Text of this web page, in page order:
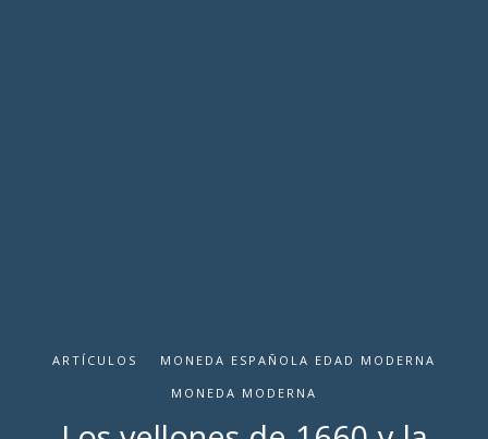
ARTÍCULOS
MONEDA ESPAÑOLA EDAD MODERNA
MONEDA MODERNA